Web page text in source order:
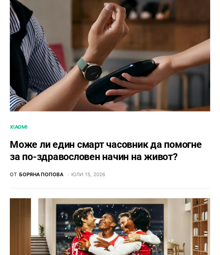
XIAOMI
Може ли един смарт часовник да помогне
за по-здравословен начин на живот?
ОТ БОРЯНА ПОПОВА ЮЛИ 15, 2026